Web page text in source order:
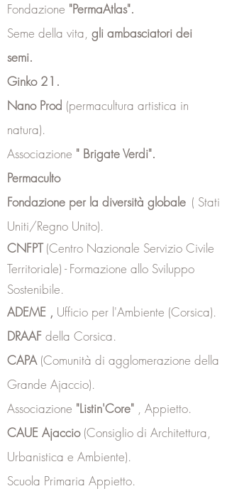
Fondazione "PermaAtlas".
Seme della vita, gli ambasciatori dei
semi.
Ginko 21.
Nano Prod (permacultura artistica in
natura).
Associazione " Brigate Verdi".
Permaculto
Fondazione per la diversità globale ( Stati
Uniti/Regno Unito).
CNFPT (Centro Nazionale Servizio Civile
Territoriale) - Formazione allo Sviluppo
Sostenibile.
ADEME , Ufficio per l'Ambiente (Corsica).
DRAAF della Corsica.
CAPA(Comunità di agglomerazione della
Grande Ajaccio).
Associazione "Listin'Core" , Appietto.
CAUE Ajaccio(Consiglio di Architettura,
Urbanistica e Ambiente).
Scuola Primaria Appietto.